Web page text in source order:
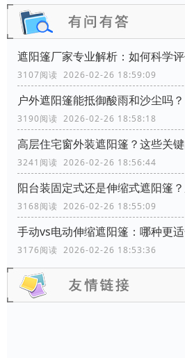
3107阅读 2026-02-26 18:59:09
户外遮阳篷能抵御酸雨和沙尘吗？
3190阅读 2026-02-26 18:58:18
高层住宅窗外装遮阳篷？这些关
3241阅读 2026-02-26 18:56:44
3168阅读 2026-02-26 18:55:09
3176阅读 2026-02-26 18:53:36